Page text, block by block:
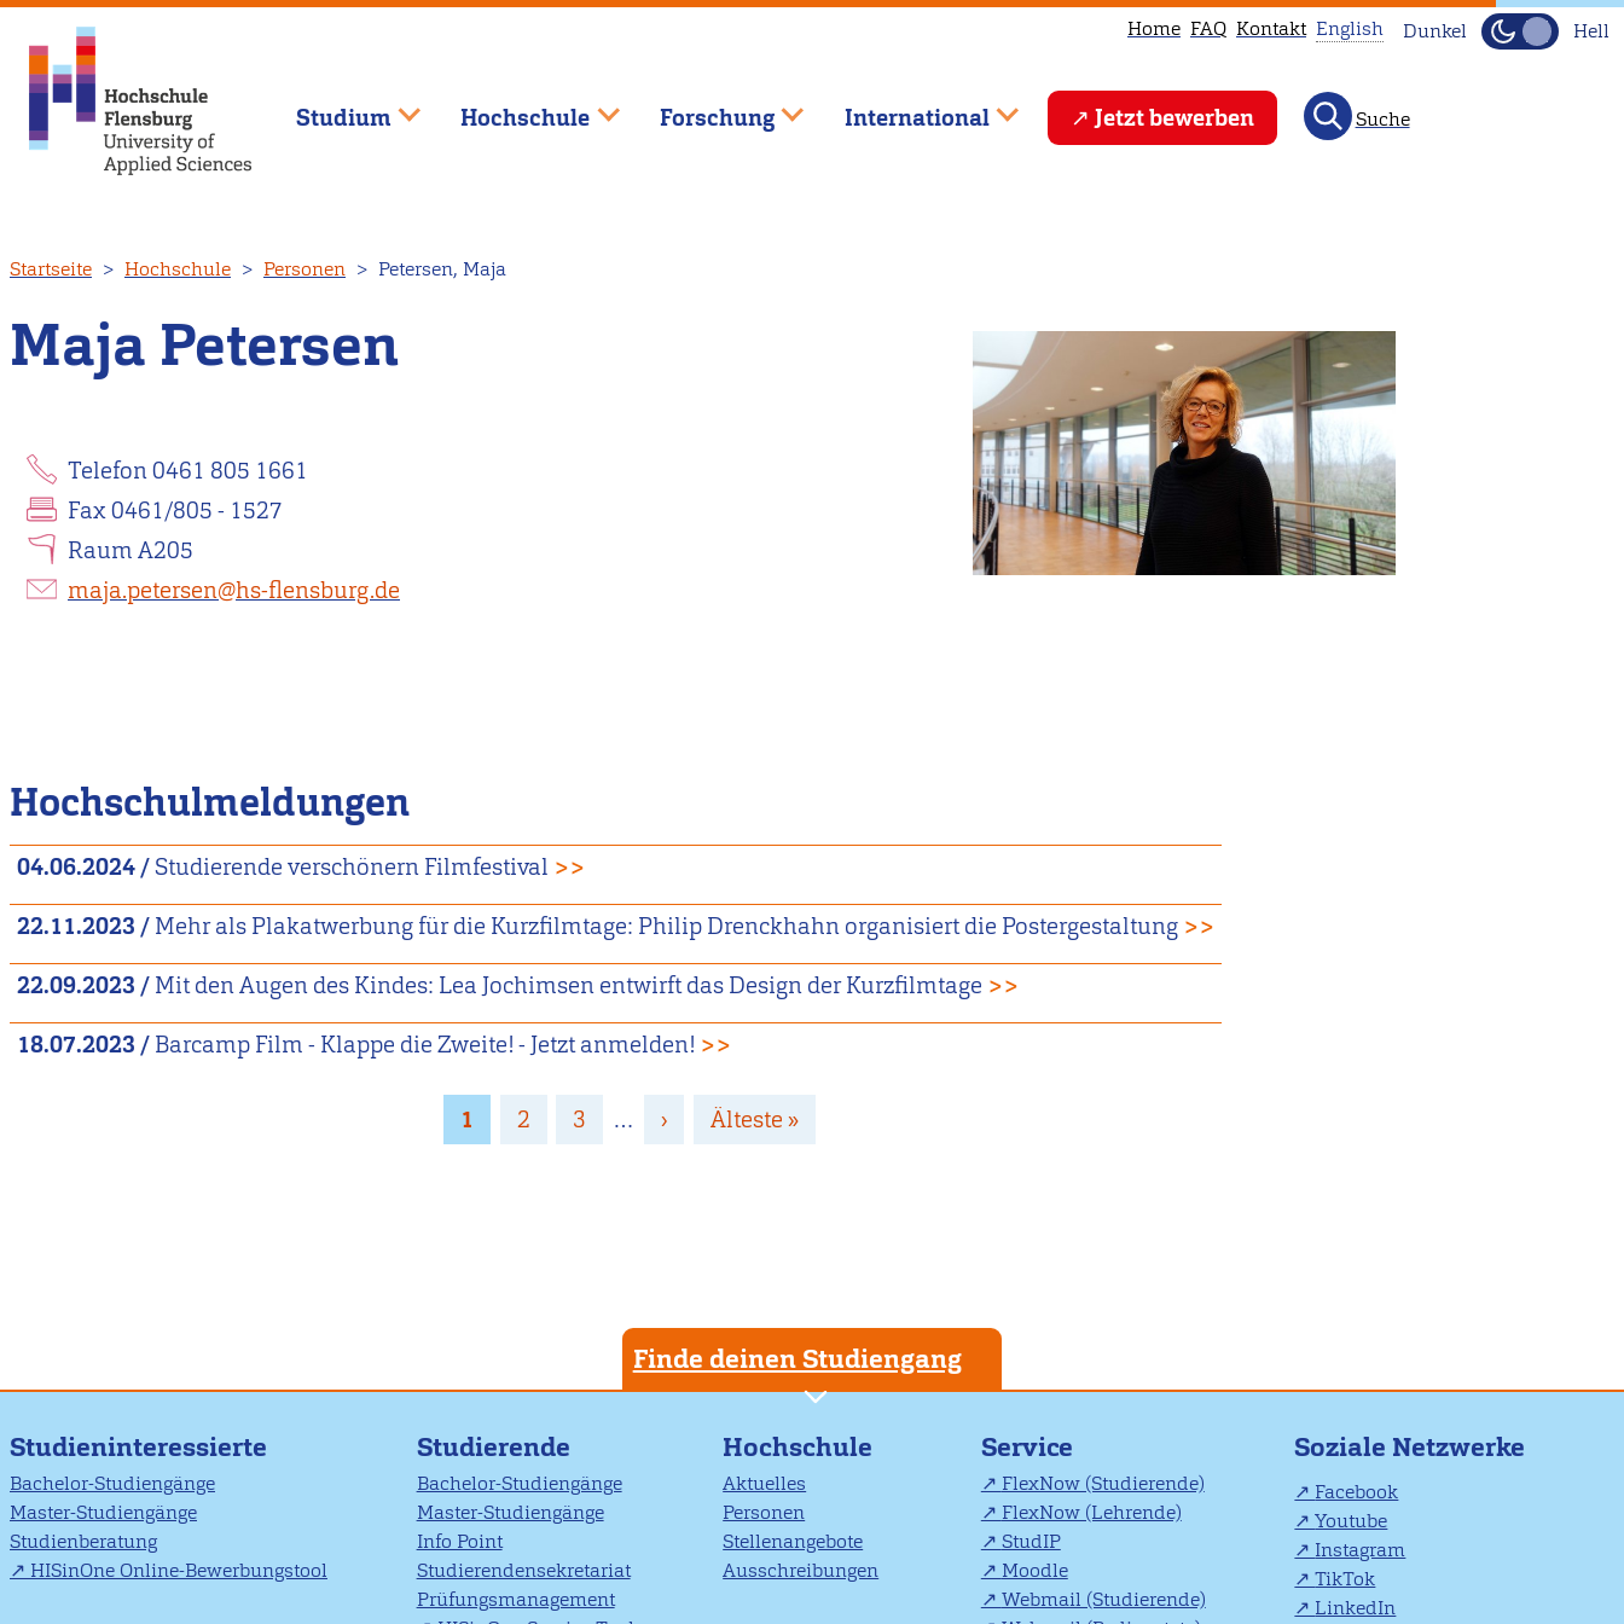
zum
Inhalt
Home FAQ Kontakt
This
page
Head
to
our
English
main
page
instead.
English Dunkel Hell
Studium Hochschule Forschung International Jetzt bewerben Suche
Startseite Hochschule Personen Petersen, Maja
Maja Petersen
Telefon 0461 805 1661
Fax 0461/805 - 1527
Raum A205
maja.petersen@hs-flensburg.de
Hochschulmeldungen
04.06.2024 /Studierende verschönern Filmfestival >>
22.11.2023 / Mehr als Plakatwerbung für die Kurzfilmtage: Philip Drenckhahn organisiert die Postergestaltung >>
22.09.2023 / Mit den Augen des Kindes: Lea Jochimsen entwirft das Design der Kurzfilmtage >>
18.07.2023 / Barcamp Film - Klappe die Zweite! - Jetzt anmelden! >>
Page
1 Page
2 Page
3 …
Nächste
›
Letzte
Älteste »
Finde deinen Studiengang
Studieninteressierte
Bachelor-Studiengänge
Master-Studiengänge
Studienberatung
HISinOne Online-Bewerbungstool
Studierende
Bachelor-Studiengänge
Master-Studiengänge
Info Point
Studierendensekretariat
Prüfungsmanagement
Hochschule
Aktuelles
Personen
Stellenangebote
Ausschreibungen
Service
FlexNow (Studierende)
FlexNow (Lehrende)
StudIP
Moodle
Webmail (Studierende)
Soziale Netzwerke
Facebook
Youtube
Instagram
TikTok
LinkedIn